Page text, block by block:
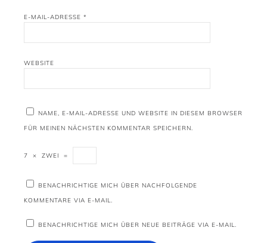
E-MAIL-ADRESSE *
WEBSITE
NAME, E-MAIL-ADRESSE UND WEBSITE IN DIESEM BROWSER
FÜR MEINEN NÄCHSTEN KOMMENTAR SPEICHERN.
7 × ZWEI =
BENACHRICHTIGE MICH ÜBER NACHFOLGENDE
KOMMENTARE VIA E-MAIL.
BENACHRICHTIGE MICH ÜBER NEUE BEITRÄGE VIA E-MAIL.